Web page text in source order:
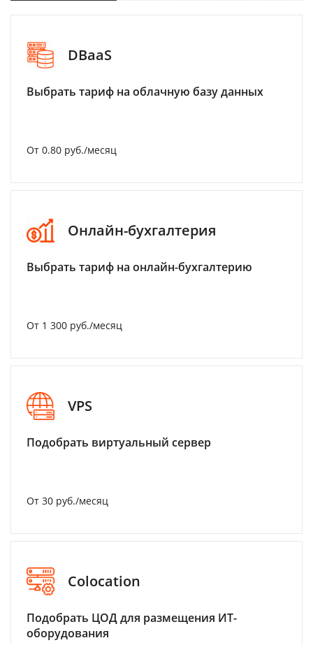
DBaaS
Выбрать тариф на облачную базу данных
От 0.80 руб./месяц
Онлайн-бухгалтерия
Выбрать тариф на онлайн-бухгалтерию
От 1 300 руб./месяц
VPS
Подобрать виртуальный сервер
От 30 руб./месяц
Colocation
Подобрать ЦОД для размещения ИТ-
оборудования